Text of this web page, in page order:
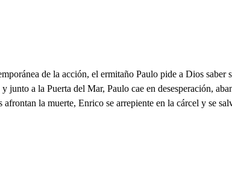
de la acción, el ermitaño Paulo pide a Dios
a la Puerta del Mar, Paulo cae en desesperación,
la muerte, Enrico se arrepiente en la cárcel y se